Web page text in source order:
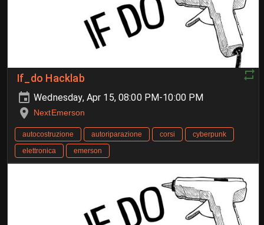
If_do Hacklab
Wednesday, Apr 15, 08:00 PM-10:00 PM
NextEmerson
autocostruzione autoriparazione corsi
cyberpunk
elettronica
emerson